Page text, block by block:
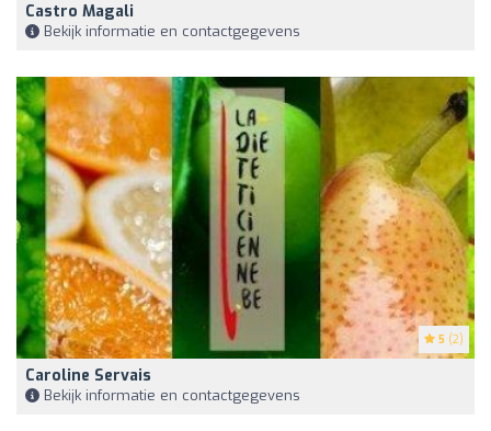
Castro Magali
Bekijk informatie en contactgegevens
5 (2)
Caroline Servais
Bekijk informatie en contactgegevens